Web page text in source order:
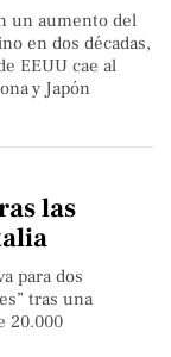
un aumento del
en dos décadas,
EEUU cae al
y Japón
las
para dos
tras una
20.000